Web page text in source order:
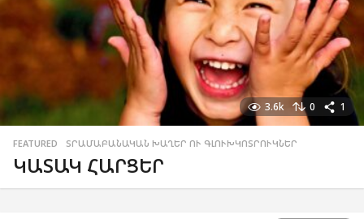
3.6k 0 1
FEATURED ,ՏՐԱՄԱԲԱՆԱԿԱՆ ԽԱՂԵՐ ՈՒ ԳԼՈՒԽԿՈՏՐՈՒԿՆԵՐ
ԿԱՏԱԿ ՀԱՐՑԵՐ